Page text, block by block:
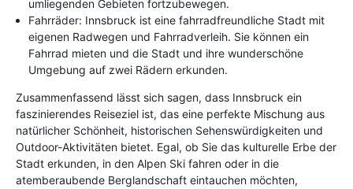
umliegenden Gebieten fortzubewegen.
Fahrräder: Innsbruck ist eine fahrradfreundliche Stadt mit
eigenen Radwegen und Fahrradverleih. Sie können ein
Fahrrad mieten und die Stadt und ihre wunderschöne
Umgebung auf zwei Rädern erkunden.
Zusammenfassend lässt sich sagen, dass Innsbruck ein
faszinierendes Reiseziel ist, das eine perfekte Mischung aus
natürlicher Schönheit, historischen Sehenswürdigkeiten und
Outdoor-Aktivitäten bietet. Egal, ob Sie das kulturelle Erbe der
Stadt erkunden, in den Alpen Ski fahren oder in die
atemberaubende Berglandschaft eintauchen möchten,